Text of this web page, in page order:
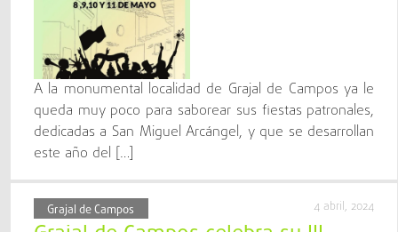
A la monumental localidad de Grajal de Campos ya le
queda muy poco para saborear sus fiestas patronales,
dedicadas a San Miguel Arcángel, y que se desarrollan
este año del […]
Grajal de Campos 4 abril, 2024